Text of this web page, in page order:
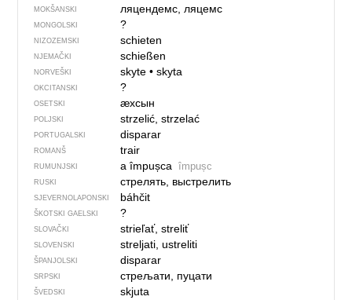
MOKŠANSKI ляцендемс, ляцемс
MONGOLSKI ?
NIZOZEMSKI schieten
NJEMAČKI schießen
NORVEŠKI skyte• skyta
OKCITANSKI ?
OSETSKI ӕхсын
POLJSKI strzelić, strzelać
PORTUGALSKI disparar
ROMANŠ trair
RUMUNJSKI a împușca împușc
RUSKI стрелять, выстрелить
SJEVER­NO­LA­PONSKI báhčit
ŠKOTSKI GAELSKI ?
SLOVAČKI strieľať, streliť
SLOVENSKI streljati, ustreliti
ŠPANJOLSKI disparar
SRPSKI стрељати, пуцати
ŠVEDSKI skjuta